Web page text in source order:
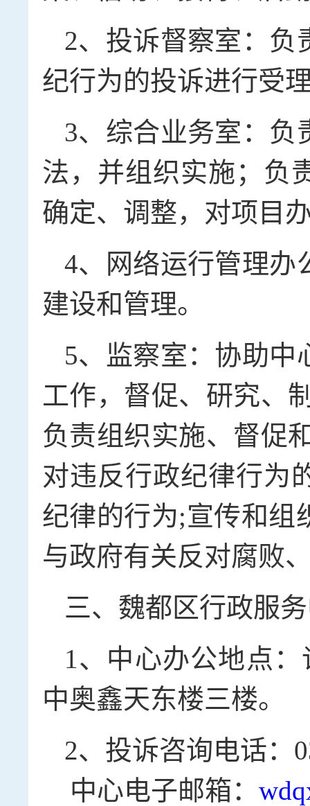
2、投诉督察室：负
纪行为的投诉进行受
3、综合业务室：负
法，并组织实施；负
确定、调整，对项目
4、网络运行管理办
建设和管理。
5、监察室：协助中
工作，督促、研究、
负责组织实施、督促
对违反行政纪律行为
纪律的行为;宣传和组
与政府有关反对腐败
三、魏都区行政服
1、中心办公地点
中奥鑫天东楼三楼。
2、投诉咨询电话：
中心电子邮箱：